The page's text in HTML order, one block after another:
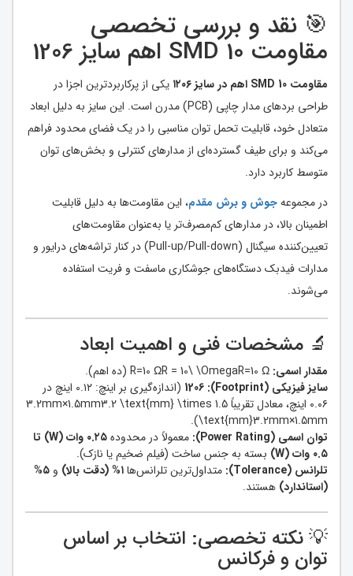
🎯 نقد و بررسی تخصصی
مقاومت SMD 10 اهم سایز 1206
مقاومت SMD 10 اهم در سایز ۱۲۰۶
یکی از پرکاربردترین اجزا در
طراحی بردهای مدار چاپی (PCB) مدرن است. این سایز به دلیل ابعاد
متعادل خود، قابلیت تحمل توان مناسبی را در یک فضای محدود فراهم
می‌کند و برای طیف گسترده‌ای از مدارهای کنترلی و بخش‌های توان
متوسط کاربرد دارد.
در مجموعهجوش و برش مقدم، این مقاومت‌ها به دلیل قابلیت
اطمینان بالا، در مدارهای کم‌مصرف‌تر یا به‌عنوان مقاومت‌های
تعیین‌کننده سیگنال (Pull-up/Pull-down) در کنار تراشه‌های درایور و
مدارات فیدبک دستگاه‌های جوشکاری ماسفت و فریت استفاده
می‌شوند.
🔬 مشخصات فنی و اهمیت ابعاد
مقدار اسمی:
سایز فیزیکی (Footprint):
1206
(اندازه‌گیری بر اینچ: ۰.۱۲ اینچ در
۰.۰۶ اینچ، معادل تقریباً 3.2mm×1.5mm3.2 \text{mm} \times 1.5
\text{mm}3.2mm×1.5mm).
توان اسمی (Power Rating):
معمولاً در محدوده
۰.۲۵ وات (W) تا
۰.۵ وات (W)
بسته به جنس ساخت (فیلم ضخیم یا نازک).
تلرانس (Tolerance):
متداول‌ترین تلرانس‌ها۱% (دقت بالا) و
۵%
(استاندارد) هستند.
💡 نکته تخصصی: انتخاب بر اساس
توان و فرکانس